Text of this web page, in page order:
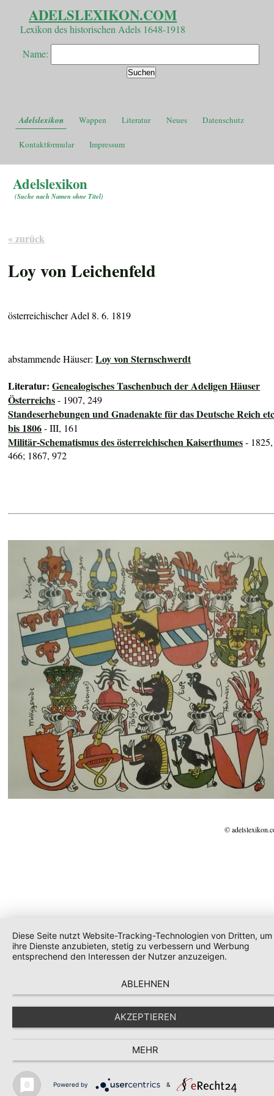
ADELSLEXIKON.COM
Lexikon des historischen Adels 1648-1918
Name:
Adelslexikon Wappen Literatur Neues Datenschutz
Kontaktformular Impressum
Adelslexikon
(Suche nach Namen ohne Titel)
« zurück
Loy von Leichenfeld
österreichischer Adel 8. 6. 1819
abstammende Häuser:Loy von Sternschwerdt
Literatur:Genealogisches Taschenbuch der Adeligen Häuser
Österreichs- 1907, 249
Standeserhebungen und Gnadenakte für das Deutsche Reich
bis 1806- III, 161
Militär-Schematismus des österreichischen Kaiserthumes- 1825,
466; 1867, 972
©
Diese Seite nutzt Website-Tracking-Technologien von Dritten, um
ihre Dienste anzubieten, stetig zu verbessern und Werbung
entsprechend den Interessen der Nutzer anzuzeigen.
ABLEHNEN
AKZEPTIEREN
MEHR
Powered by &